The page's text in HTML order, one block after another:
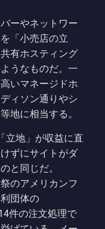
ーやネットワー
「小売店の立
有ホスティング
うなものだ。一
いマネージドホ
ィソン通りやシ
地に相当する。
立地」が収益に直
ずにサイトがダ
と同じだ。
のアメリカンフ
団体の
件の注文処理で